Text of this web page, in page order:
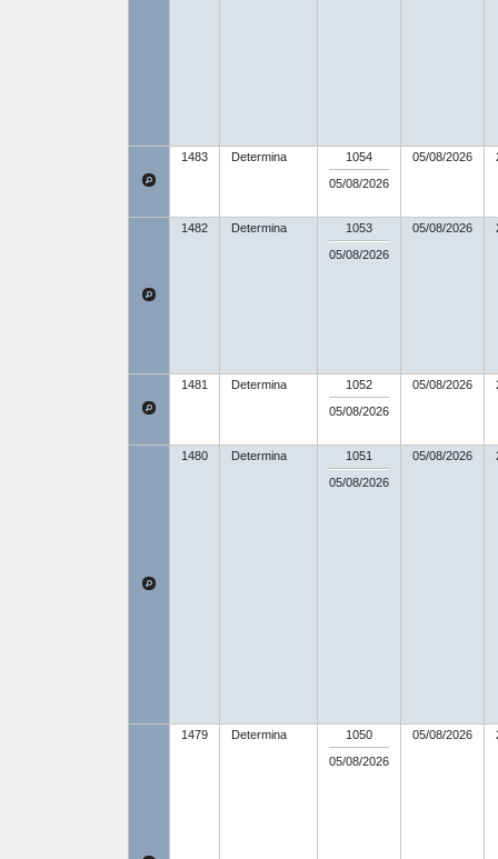
1483 Determina
1054
05/08/2026
05/08/2026
1482 Determina
1053
05/08/2026
05/08/2026
1481 Determina
1052
05/08/2026
05/08/2026
1480 Determina
1051
05/08/2026
05/08/2026
1479 Determina
1050
05/08/2026
05/08/2026